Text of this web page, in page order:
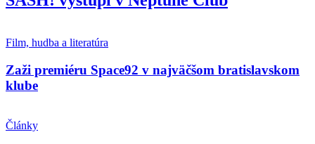
Film, hudba a literatúra
Zaži premiéru Space92 v najväčšom bratislavskom
klube
Články